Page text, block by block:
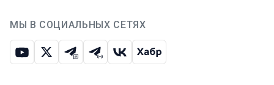
МЫ В СОЦИАЛЬНЫХ СЕТЯХ
ЮтубИкс Телеграм-чат
Телеграм-канал
ВКонтакте
Хабр